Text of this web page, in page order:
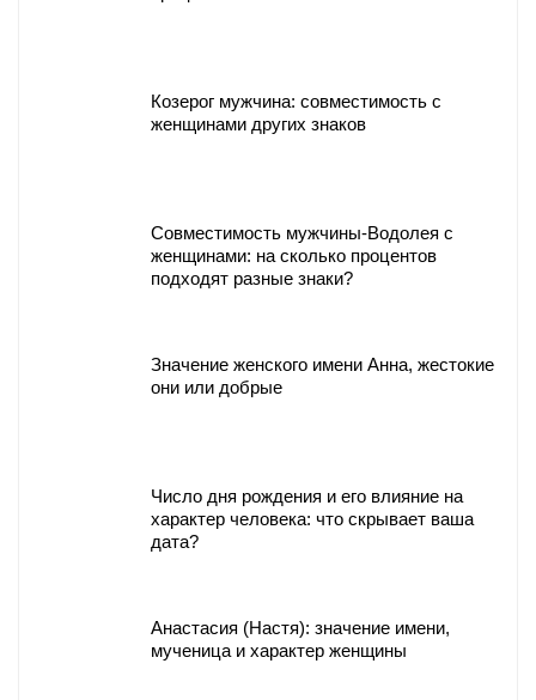
Козерог мужчина: совместимость с
женщинами других знаков
Совместимость мужчины-Водолея с
женщинами: на сколько процентов
подходят разные знаки?
Значение женского имени Анна, жестокие
они или добрые
Число дня рождения и его влияние на
характер человека: что скрывает ваша
дата?
Анастасия (Настя): значение имени,
мученица и характер женщины